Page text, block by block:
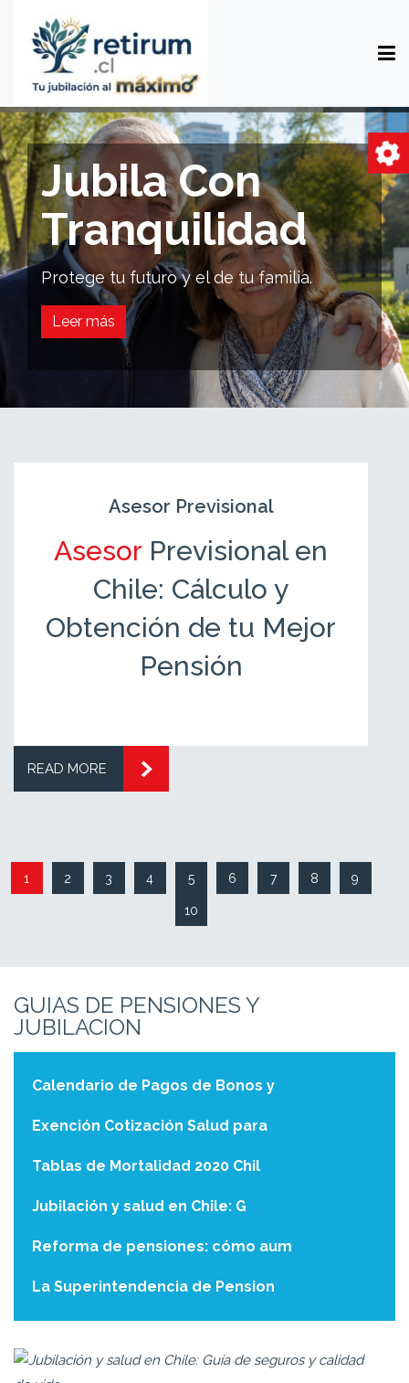
Tu
Tu
Cada
Asesórate
Leer más
Con
y el de tu familia.
Asesor Previsional
Asesor Previsional en
Chile: Cálculo y
Obtención de tu Mejor
Pensión
READ MORE
GUIAS DE PENSIONES Y
JUBILACION
Calendario de Pagos de Bonos y
Exención Cotización Salud para
Tablas de Mortalidad 2020 Chil
Jubilación y salud en Chile: G
Reforma de pensiones: cómo aum
La Superintendencia de Pension